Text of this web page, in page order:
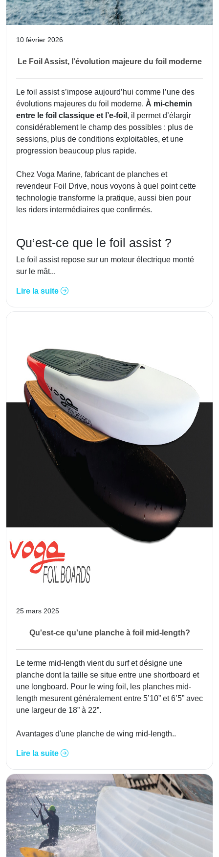
10 février 2026
Le Foil Assist, l'évolution majeure du foil moderne
Le foil assist s’impose aujourd’hui comme l’une des
évolutions majeures du foil moderne. À mi-chemin
entre le foil classique et l’e-foil , il permet d’élargir
considérablement le champ des possibles : plus de
sessions, plus de conditions exploitables, et une
progression beaucoup plus rapide.
Chez Voga Marine, fabricant de planches et
revendeur Foil Drive, nous voyons à quel point cette
technologie transforme la pratique, aussi bien pour
les riders intermédiaires que confirmés.
Qu’est-ce que le foil assist ?
Le foil assist repose sur un moteur électrique monté
sur le mât...
Lire la suite
25 mars 2025
Qu'est-ce qu'une planche à foil mid-length?
Le terme mid-length vient du surf et désigne une
planche dont la taille se situe entre une shortboard et
une longboard. Pour le wing foil, les planches mid-
length mesurent généralement entre 5’10” et 6’5” avec
une largeur de 18” à 22”.
Avantages d'une planche de wing mid-length..
Lire la suite